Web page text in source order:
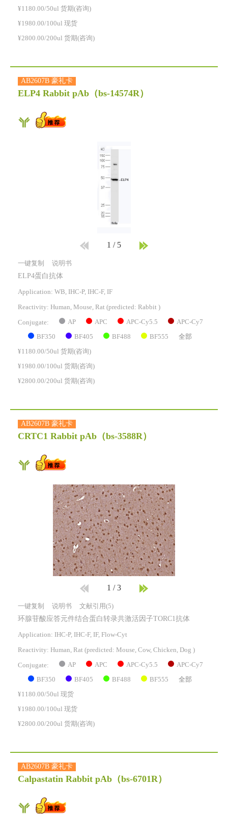
¥1180.00/50ul 货期(咨询)
¥1980.00/100ul 现货
¥2800.00/200ul 货期(咨询)
AB2607B 豪礼卡
ELP4 Rabbit pAb （bs-14574R）
1 / 5
一键复制 说明书
ELP4蛋白抗体
Application: WB, IHC-P, IHC-F, IF
Reactivity: Human, Mouse, Rat (predicted: Rabbit )
Conjugate: AP APC APC-Cy5.5 APC-Cy7
BF350 BF405 BF488 BF555 全部
¥1180.00/50ul 货期(咨询)
¥1980.00/100ul 货期(咨询)
¥2800.00/200ul 货期(咨询)
AB2607B 豪礼卡
CRTC1 Rabbit pAb （bs-3588R）
1 /3
一键复制 说明书 文献引用(5)
环腺苷酸应答元件结合蛋白转录共激活因子TORC1抗体
Application: IHC-P, IHC-F, IF, Flow-Cyt
Reactivity: Human, Rat (predicted: Mouse, Cow, Chicken, Dog )
Conjugate: AP APC APC-Cy5.5 APC-Cy7
BF350 BF405 BF488 BF555 全部
¥1180.00/50ul 现货
¥1980.00/100ul 现货
¥2800.00/200ul 货期(咨询)
AB2607B 豪礼卡
Calpastatin Rabbit pAb （bs-6701R）